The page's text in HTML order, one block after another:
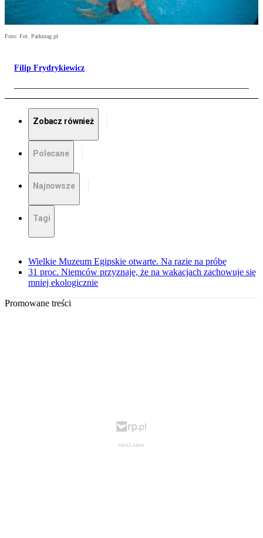
Foto: Fot. Parkmag.pl
Filip Frydrykiewicz
Zobacz również
Polecane
Najnowsze
Tagi
Wielkie Muzeum Egipskie otwarte. Na razie na próbę
31 proc. Niemców przyznaje, że na wakacjach zachowuje się
mniej ekologicznie
Promowane treści